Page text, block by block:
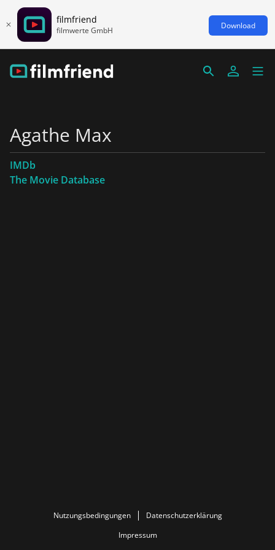
filmfriend
filmwerte GmbH Download
Agathe Max
IMDb
The Movie Database
Nutzungsbedingungen
Datenschutzerklärung
Impressum